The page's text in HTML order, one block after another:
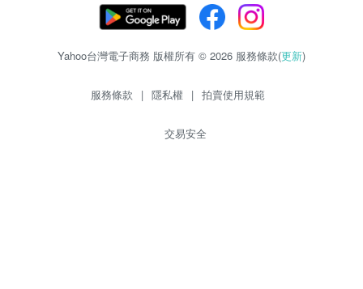
Yahoo台灣電子商務 版權所有 © 2026 服務條款(更新)
服務條款 | 隱私權 | 拍賣使用規範
交易安全